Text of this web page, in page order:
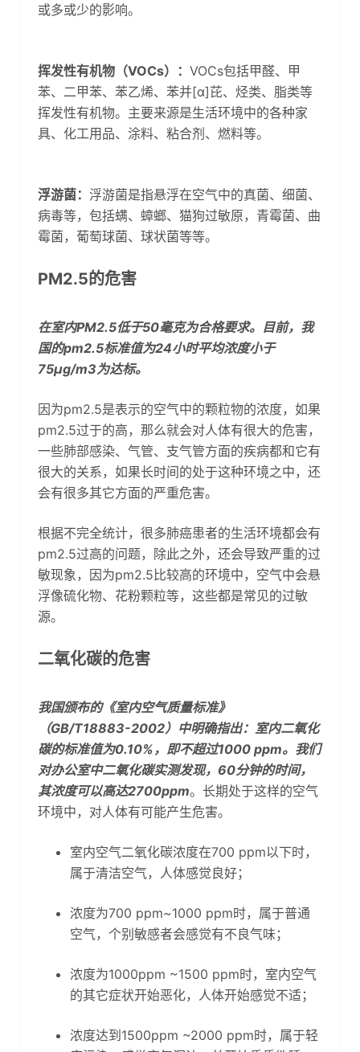
或多或少的影响。
挥发性有机物（VOCs）： VOCs包括甲醛、甲
苯、二甲苯、苯乙烯、苯并[α]芘、烃类、脂类等
挥发性有机物。主要来源是生活环境中的各种家
具、化工用品、涂料、粘合剂、燃料等。
浮游菌： 浮游菌是指悬浮在空气中的真菌、细菌、
病毒等，包括螨、蟑螂、猫狗过敏原，青霉菌、曲
霉菌，葡萄球菌、球状菌等等。
PM2.5的危害
在室内PM2.5低于50毫克为合格要求。目前，我
国的pm2.5标准值为24小时平均浓度小于
75μg/m3为达标。
因为pm2.5是表示的空气中的颗粒物的浓度，如果
pm2.5过于的高，那么就会对人体有很大的危害，
一些肺部感染、气管、支气管方面的疾病都和它有
很大的关系，如果长时间的处于这种环境之中，还
会有很多其它方面的严重危害。
根据不完全统计，很多肺癌患者的生活环境都会有
pm2.5过高的问题，除此之外，还会导致严重的过
敏现象，因为pm2.5比较高的环境中，空气中会悬
浮像硫化物、花粉颗粒等，这些都是常见的过敏
源。
二氧化碳的危害
我国颁布的《室内空气质量标准》
（GB/T18883-2002）中明确指出：室内二氧化
碳的标准值为0.10%，即不超过1000 ppm。 我们
对办公室中二氧化碳实测发现，60分钟的时间，
其浓度可以高达2700ppm。长期处于这样的空气
环境中，对人体有可能产生危害。
室内空气二氧化碳浓度在700 ppm以下时，
属于清洁空气，人体感觉良好；
浓度为700 ppm~1000 ppm时，属于普通
空气，个别敏感者会感觉有不良气味；
浓度为1000ppm ~1500 ppm时，室内空气
的其它症状开始恶化，人体开始感觉不适；
浓度达到1500ppm ~2000 ppm时，属于轻